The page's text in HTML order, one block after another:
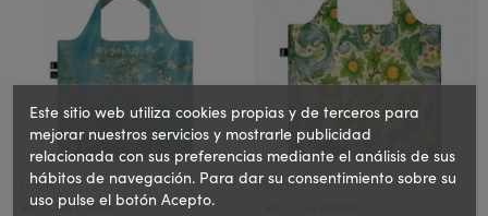
LOQI
Ref.: LOQVGABR
LOQI
Este sitio web utiliza cookies propias y de terceros para
mejorar nuestros servicios y mostrarle publicidad
relacionada con sus preferencias mediante el análisis de sus
hábitos de navegación. Para dar su consentimiento sobre su
uso pulse el botón Acepto.